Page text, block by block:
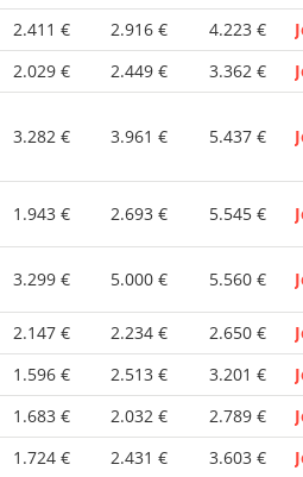
2.411 € 2.916 € 4.223 €
2.029 € 2.449 € 3.362 €
3.282 € 3.961 € 5.437 €
1.943 € 2.693 € 5.545 €
3.299 € 5.000 € 5.560 €
2.147 € 2.234 € 2.650 €
1.596 € 2.513 € 3.201 €
1.683 € 2.032 € 2.789 €
1.724 € 2.431 € 3.603 €